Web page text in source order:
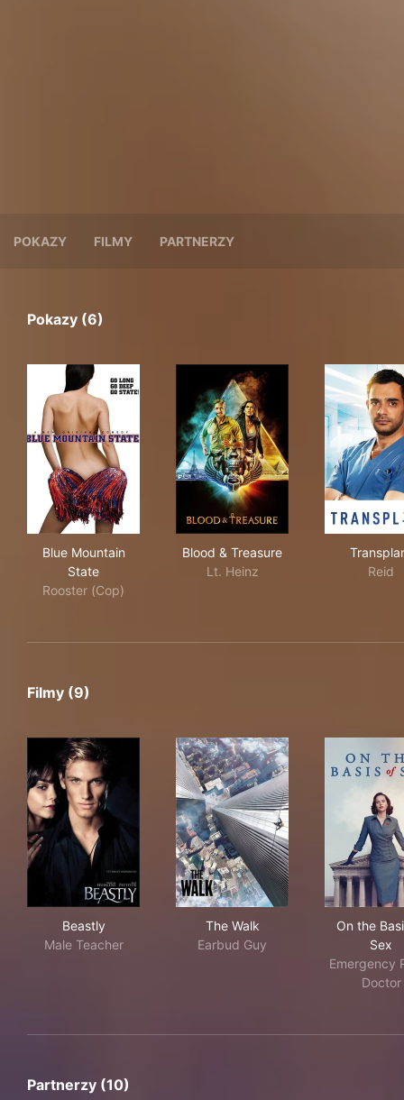
POKAZY FILMY PARTNERZY
Pokazy (6)
Blue Mountain
State
Rooster (Cop)
Blood & Treasure
Lt. Heinz
Reid
Filmy (9)
Beastly
Male Teacher
The Walk
Earbud Guy
On the
Sex
Emergency
Doctor
Partnerzy (10)